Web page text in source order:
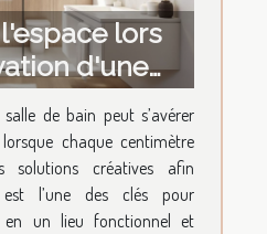
lors
d'une
de bain
de bain peut s’avérer
chaque centimètre
solutions créatives afin
est l’une des clés pour
un lieu fonctionnel et